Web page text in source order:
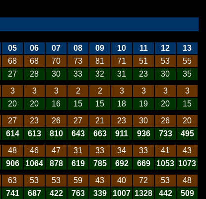
05 06 07 08 09 10 11 12 13
68 68 70 73 81 71 51 53 55
27 28 30 33 32 31 23 30 35
3 3 3 2 2 3 3 3 3
20 20 16 15 15 18 19 20 15
27 23 26 27 21 23 30 26 20
614 613 810 643 663 911 936 733 495
48 46 47 31 33 34 33 41 43
906 1064 878 619 785 692 669 1053 1073
63 53 53 59 43 40 72 53 48
741 687 422 763 339 1007 1328 442 509